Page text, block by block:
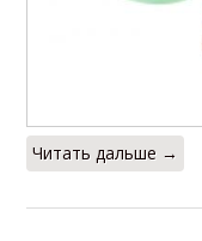
Читать дальше →